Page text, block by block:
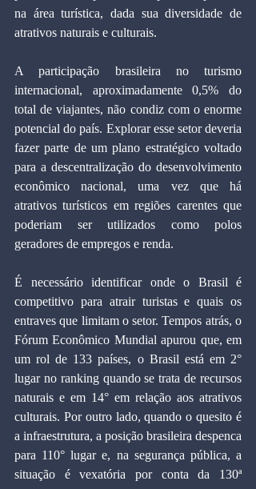
na área turística, dada sua diversidade de
atrativos naturais e culturais.
A participação brasileira no turismo
internacional, aproximadamente 0,5% do
total de viajantes, não condiz com o enorme
potencial do país. Explorar esse setor deveria
fazer parte de um plano estratégico voltado
para a descentralização do desenvolvimento
econômico nacional, uma vez que há
atrativos turísticos em regiões carentes que
poderiam ser utilizados como polos
geradores de empregos e renda.
É necessário identificar onde o Brasil é
competitivo para atrair turistas e quais os
entraves que limitam o setor. Tempos atrás, o
Fórum Econômico Mundial apurou que, em
um rol de 133 países, o Brasil está em 2°
lugar no ranking quando se trata de recursos
naturais e em 14° em relação aos atrativos
culturais. Por outro lado, quando o quesito é
a infraestrutura, a posição brasileira despenca
para 110° lugar e, na segurança pública, a
situação é vexatória por conta da 130ª